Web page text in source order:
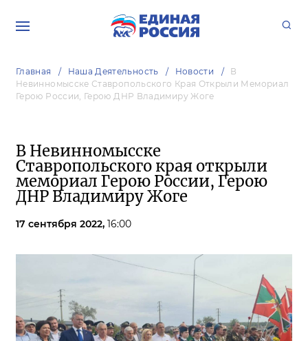
Главная Наша Деятельность Новости
В
Невинномысске Ставропольского Края Открыли Мемориал
Герою России, Герою ДНР Владимиру Жоге
В Невинномысске
Ставропольского края открыли
мемориал Герою России, Герою
ДНР Владимиру Жоге
17 сентября 2022, 16:00